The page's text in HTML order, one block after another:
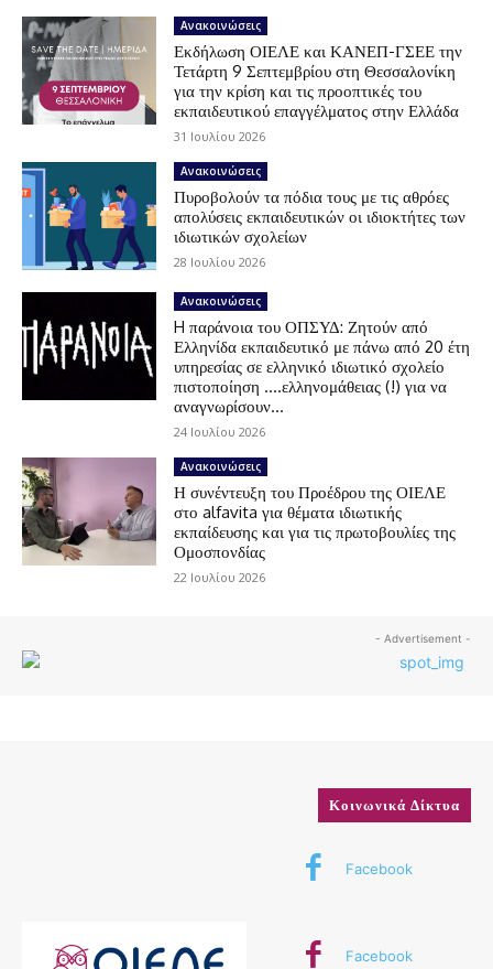
Ανακοινώσεις
Εκδήλωση ΟΙΕΛΕ και ΚΑΝΕΠ-ΓΣΕΕ την
Τετάρτη 9 Σεπτεμβρίου στη Θεσσαλονίκη
για την κρίση και τις προοπτικές του
εκπαιδευτικού επαγγέλματος στην Ελλάδα
31 Ιουλίου 2026
Ανακοινώσεις
Πυροβολούν τα πόδια τους με τις αθρόες
απολύσεις εκπαιδευτικών οι ιδιοκτήτες των
ιδιωτικών σχολείων
28 Ιουλίου 2026
Ανακοινώσεις
H παράνοια του ΟΠΣΥΔ: Ζητούν από
Ελληνίδα εκπαιδευτικό με πάνω από 20 έτη
υπηρεσίας σε ελληνικό ιδιωτικό σχολείο
πιστοποίηση ….ελληνομάθειας (!) για να
αναγνωρίσουν...
24 Ιουλίου 2026
Ανακοινώσεις
Η συνέντευξη του Προέδρου της ΟΙΕΛΕ
στο alfavita για θέματα ιδιωτικής
εκπαίδευσης και για τις πρωτοβουλίες της
Ομοσπονδίας
22 Ιουλίου 2026
- Advertisement -
Κοινωνικά Δίκτυα
Facebook
Facebook